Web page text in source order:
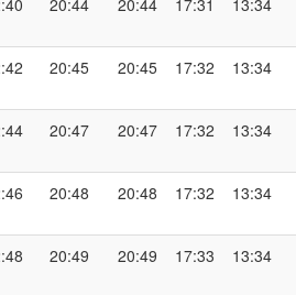
13:34
17:31
20:44
20:44
22:40
13:34
17:32
20:45
20:45
22:42
13:34
17:32
20:47
20:47
22:44
13:34
17:32
20:48
20:48
22:46
13:34
17:33
20:49
20:49
22:48